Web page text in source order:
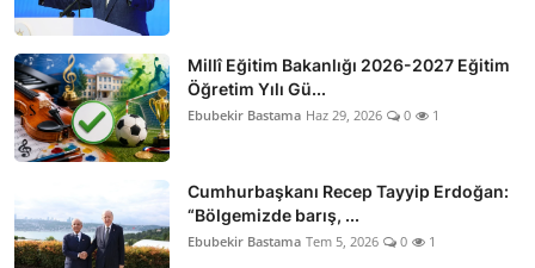
Millî Eğitim Bakanlığı 2026-2027 Eğitim
Öğretim Yılı Gü...
Ebubekir Bastama Haz 29, 2026 0 1
Cumhurbaşkanı Recep Tayyip Erdoğan:
“Bölgemizde barış, ...
Ebubekir Bastama Tem 5, 2026 0 1